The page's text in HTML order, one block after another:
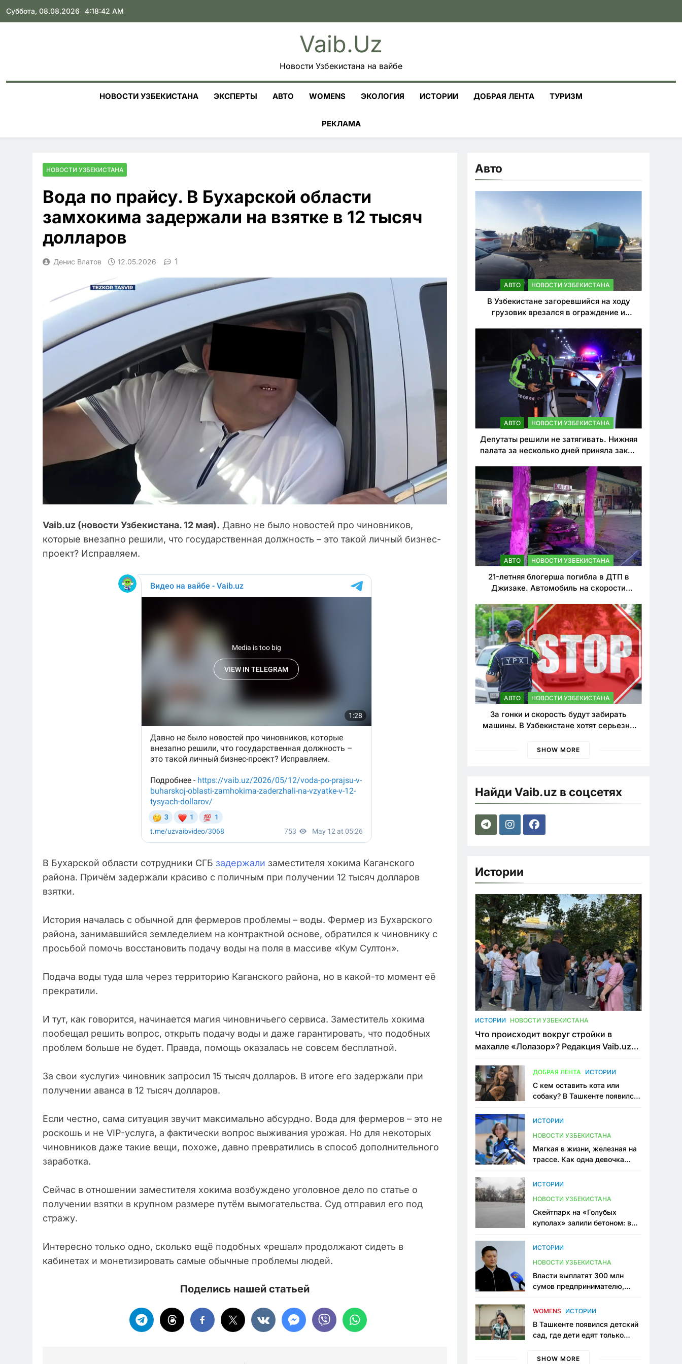
Skip
Суббота, 08.08.2026 4:18:43 AM
Vaib.uz
Новости Узбекистана на вайбе
НОВОСТИ УЗБЕКИСТАНА ЭКСПЕРТЫ АВТО WOMENS ЭКОЛОГИЯ ИСТОРИИ ДОБРАЯ ЛЕНТА ТУРИЗМ
РЕКЛАМА
НОВОСТИ УЗБЕКИСТАНА
Вода по прайсу. В Бухарской области
замхокима задержали на взятке в 12 тысяч
долларов
Денис Влатов 12.05.2026 1
Vaib.uz (новости Узбекистана. 12 мая). Давно не было новостей про чиновников,
которые внезапно решили, что государственная должность – это такой личный бизнес-
проект? Исправляем.
В Бухарской области сотрудники СГБ задержали заместителя хокима Каганского
района. Причём задержали красиво с поличным при получении 12 тысяч долларов
взятки.
История началась с обычной для фермеров проблемы – воды. Фермер из Бухарского
района, занимавшийся земледелием на контрактной основе, обратился к чиновнику с
просьбой помочь восстановить подачу воды на поля в массиве «Кум Султон».
Подача воды туда шла через территорию Каганского района, но в какой-то момент её
прекратили.
И тут, как говорится, начинается магия чиновничьего сервиса. Заместитель хокима
пообещал решить вопрос, открыть подачу воды и даже гарантировать, что подобных
проблем больше не будет. Правда, помощь оказалась не совсем бесплатной.
За свои «услуги» чиновник запросил 15 тысяч долларов. В итоге его задержали при
получении аванса в 12 тысяч долларов.
Если честно, сама ситуация звучит максимально абсурдно. Вода для фермеров – это не
роскошь и не VIP-услуга, а фактически вопрос выживания урожая. Но для некоторых
чиновников даже такие вещи, похоже, давно превратились в способ дополнительного
заработка.
Сейчас в отношении заместителя хокима возбуждено уголовное дело по статье о
получении взятки в крупном размере путём вымогательства. Суд отправил его под
стражу.
Интересно только одно, сколько ещё подобных «решал» продолжают сидеть в
кабинетах и монетизировать самые обычные проблемы людей.
Поделись нашей статьей
Авто
АВТО НОВОСТИ УЗБЕКИСТАНА
В Узбекистане загоревшийся на ходу
грузовик врезался в ограждение и
АВТО НОВОСТИ УЗБЕКИСТАНА
Депутаты решили не затягивать. Нижняя
палата за несколько дней приняла закон
нарушителей ПДД
АВТО НОВОСТИ УЗБЕКИСТАНА
21-летняя блогерша погибла в ДТП в
Джизаке. Автомобиль на скорости
АВТО НОВОСТИ УЗБЕКИСТАНА
За гонки и скорость будут забирать
машины. В Узбекистане хотят серьезно
SHOW MORE
Найди Vaib.uz в соцсетях
Истории
ИСТОРИИ НОВОСТИ УЗБЕКИСТАНА
Что происходит вокруг стройки в
махалле «Лолазор»? Редакция Vaib.uz
конфликта
ДОБРАЯ ЛЕНТА ИСТОРИИ
С кем оставить кота или
собаку? В Ташкенте появился
ИСТОРИИ
НОВОСТИ УЗБЕКИСТАНА
Мягкая в жизни, железная на
трассе. Как одна девочка
Узбекистане
ИСТОРИИ
НОВОСТИ УЗБЕКИСТАНА
Скейтпарк на «Голубых
куполах» залили бетоном: в
одно общественное
ИСТОРИИ
НОВОСТИ УЗБЕКИСТАНА
Власти выплатят 300 млн
сумов предпринимателю,
тюрьме по незаконному
WOMENS ИСТОРИИ
В Ташкенте появился детский
сад, где дети едят только
мама, которая устала просить
SHOW MORE